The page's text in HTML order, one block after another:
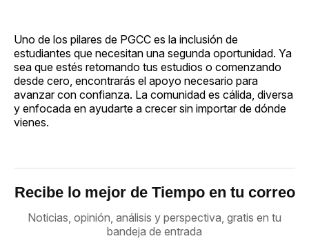
Uno de los pilares de PGCC es la inclusión de
estudiantes que necesitan una segunda oportunidad. Ya
sea que estés retomando tus estudios o comenzando
desde cero, encontrarás el apoyo necesario para
avanzar con confianza. La comunidad es cálida, diversa
y enfocada en ayudarte a crecer sin importar de dónde
vienes.
Recibe lo mejor de Tiempo en tu correo
Noticias, opinión, análisis y perspectiva, gratis en tu
bandeja de entrada